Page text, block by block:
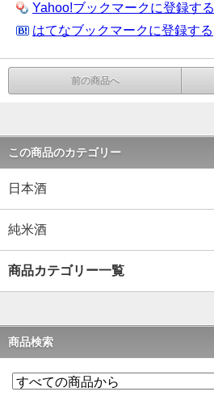
Yahoo!ブックマークに登録する
はてなブックマークに登録する
前の商品へ
この商品のカテゴリー
日本酒
純米酒
商品カテゴリー一覧
商品検索